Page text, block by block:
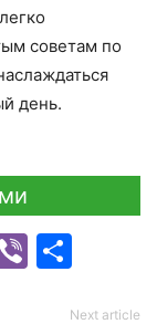
советам по
день.
Viber
Next article